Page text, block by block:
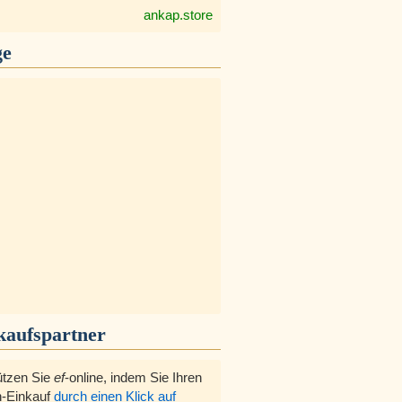
ankap.store
Sie ef-online, indem Sie Ihren
Einkaufdurch einen Klick auf